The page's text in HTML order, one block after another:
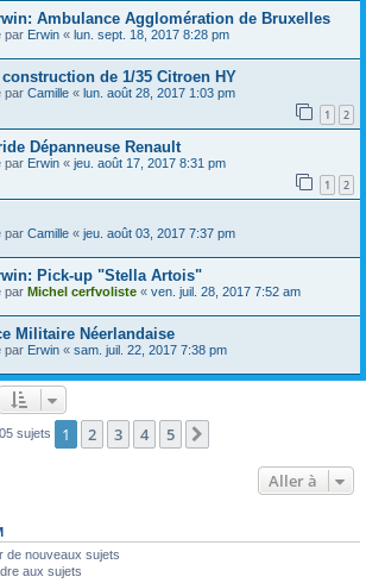
Ambulance Agglomération de Bruxelles
par Erwin « lun. sept. 18, 2017 8:28 pm
de 1/35 Citroen HY
par Camille « lun. août 28, 2017 1:03 pm
1 2
Dépanneuse Renault
par Erwin « jeu. août 17, 2017 8:31 pm
1 2
par Camille « jeu. août 03, 2017 7:37 pm
Pick-up "Stella Artois"
par Michel cerfvoliste « ven. juil. 28, 2017 7:52 am
Militaire Néerlandaise
par Erwin « sam. juil. 22, 2017 7:38 pm
sujets 1 2 3 4 5
Aller à
de nouveaux sujets
aux sujets